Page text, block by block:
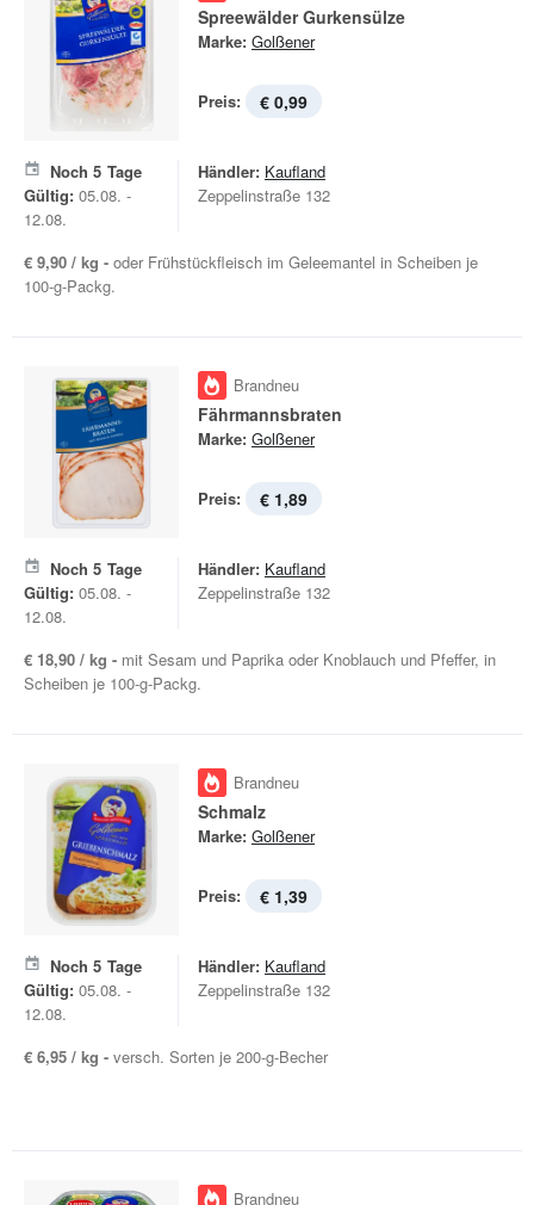
Spreewälder Gurkensülze
Marke: Golßener
Preis: € 0,99
Noch 5 Tage
Gültig: 05.08. -
12.08.
Händler: Kaufland
Zeppelinstraße 132
€ 9,90 / kg - oder Frühstückfleisch im Geleemantel in Scheiben je
100-g-Packg.
Brandneu
Fährmannsbraten
Marke: Golßener
Preis: € 1,89
Noch 5 Tage
Gültig: 05.08. -
12.08.
Händler: Kaufland
Zeppelinstraße 132
€ 18,90 / kg - mit Sesam und Paprika oder Knoblauch und Pfeffer, in
Scheiben je 100-g-Packg.
Brandneu
Schmalz
Marke: Golßener
Preis: € 1,39
Noch 5 Tage
Gültig: 05.08. -
12.08.
Händler: Kaufland
Zeppelinstraße 132
€ 6,95 / kg - versch. Sorten je 200-g-Becher
Brandneu